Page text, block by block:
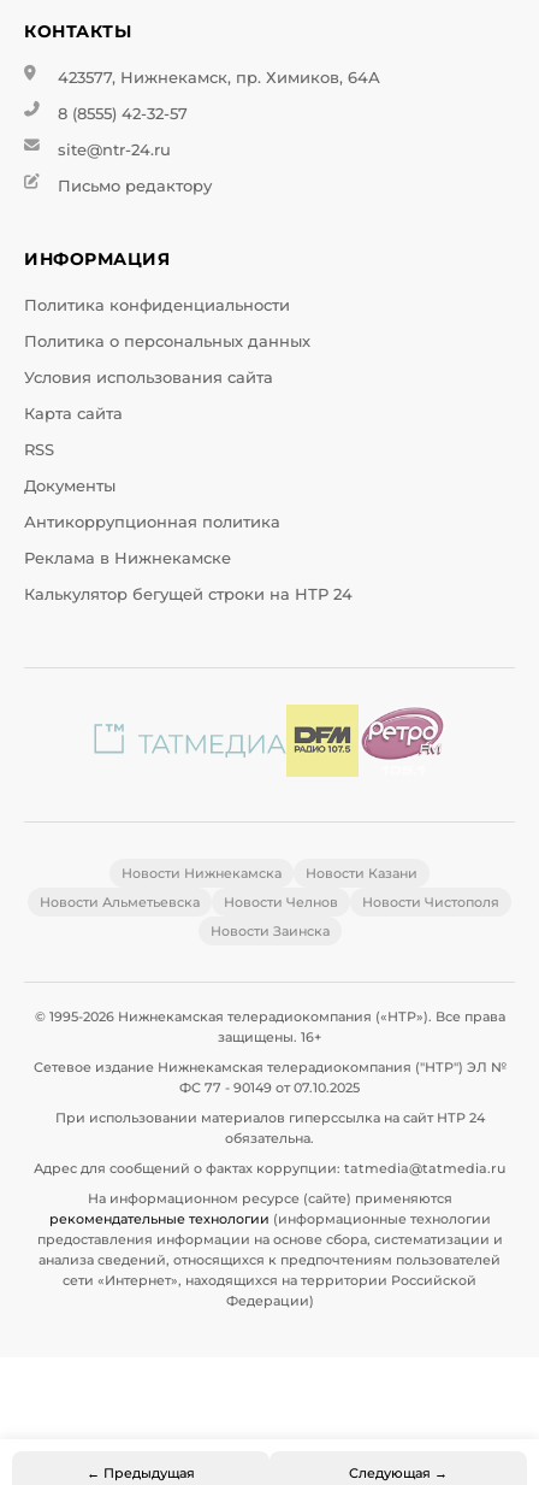
← Предыдущая Следующая →
КОНТАКТЫ
423577, Нижнекамск, пр. Химиков, 64А
8 (8555) 42-32-57
site@ntr-24.ru
Письмо редактору
ИНФОРМАЦИЯ
Политика конфиденциальности
Политика о персональных данных
Условия использования сайта
Карта сайта
RSS
Документы
Антикоррупционная политика
Реклама в Нижнекамске
Калькулятор бегущей строки на НТР 24
Новости Нижнекамска
Новости Казани
Новости Альметьевска
Новости Челнов
Новости Чистополя
Новости Заинска
© 1995-2026 Нижнекамская телерадиокомпания («НТР»). Все права
защищены. 16+
Сетевое издание Нижнекамская телерадиокомпания ("НТР") ЭЛ №
ФС 77 - 90149 от 07.10.2025
При использовании материалов гиперссылка на сайт НТР 24
обязательна.
Адрес для сообщений о фактах коррупции: tatmedia@tatmedia.ru
На информационном ресурсе (сайте) применяются
рекомендательные технологии (информационные технологии
предоставления информации на основе сбора, систематизации и
анализа сведений, относящихся к предпочтениям пользователей
сети «Интернет», находящихся на территории Российской
Федерации)